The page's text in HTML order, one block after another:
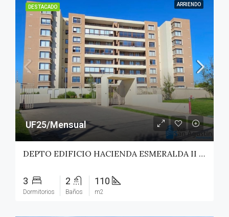
DESTACADO ARRIENDO
UF25/Mensual
DEPTO EDIFICIO HACIENDA ESMERALDA II – TALCA
3
Dormitorios
2
Baños
110
m2